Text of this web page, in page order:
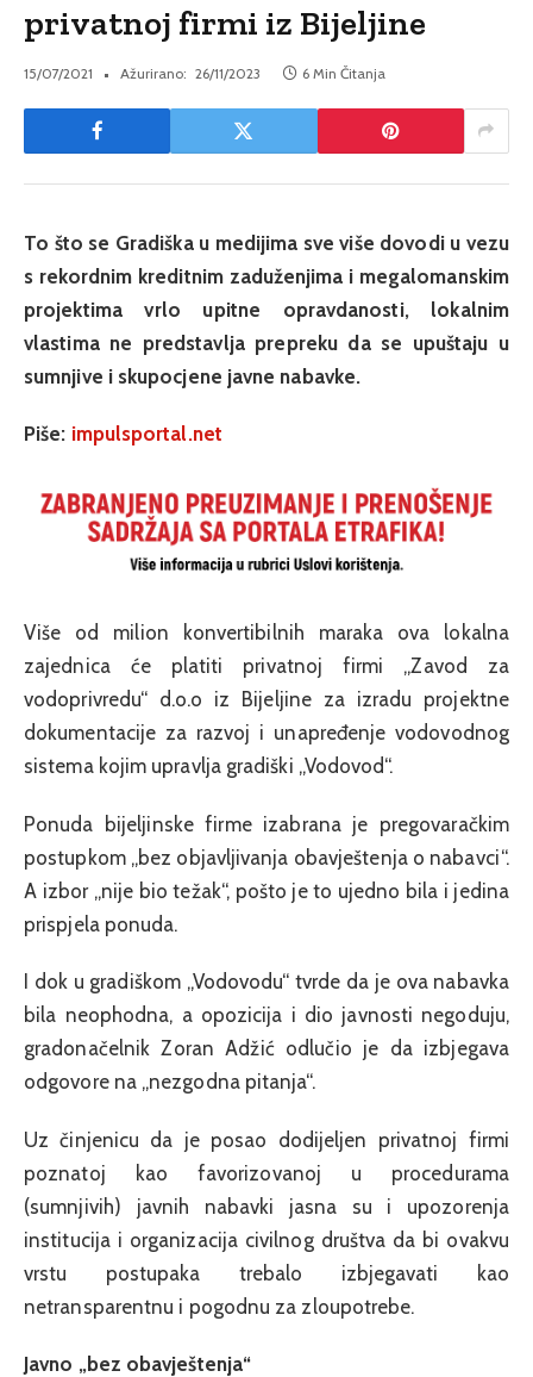
privatnoj firmi iz Bijeljine
15/07/2021 Ažurirano: 26/11/2023 6 Min Čitanja
To što se Gradiška u medijima sve više dovodi u vezu
s rekordnim kreditnim zaduženjima i megalomanskim
projektima vrlo upitne opravdanosti, lokalnim
vlastima ne predstavlja prepreku da se upuštaju u
sumnjive i skupocjene javne nabavke.
Piše: impulsportal.net
Više od milion konvertibilnih maraka ova lokalna
zajednica će platiti privatnoj firmi „Zavod za
vodoprivredu“ d.o.o iz Bijeljine za izradu projektne
dokumentacije za razvoj i unapređenje vodovodnog
sistema kojim upravlja gradiški „Vodovod“.
Ponuda bijeljinske firme izabrana je pregovaračkim
postupkom „bez objavljivanja obavještenja o nabavci“.
A izbor „nije bio težak“, pošto je to ujedno bila i jedina
prispjela ponuda.
I dok u gradiškom „Vodovodu“ tvrde da je ova nabavka
bila neophodna, a opozicija i dio javnosti negoduju,
gradonačelnik Zoran Adžić odlučio je da izbjegava
odgovore na „nezgodna pitanja“.
Uz činjenicu da je posao dodijeljen privatnoj firmi
poznatoj kao favorizovanoj u procedurama
(sumnjivih) javnih nabavki jasna su i upozorenja
institucija i organizacija civilnog društva da bi ovakvu
vrstu postupaka trebalo izbjegavati kao
netransparentnu i pogodnu za zloupotrebe.
Javno „bez obavještenja“